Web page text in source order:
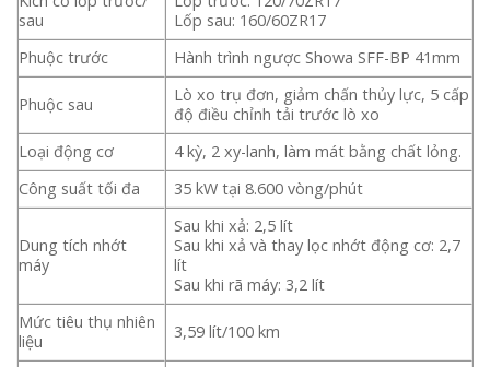
sau
Lốp sau: 160/60ZR17
Phuộc trước
Hành trình ngược Showa SFF-BP 41mm
Phuộc sau
Lò xo trụ đơn, giảm chấn thủy lực, 5 cấp
độ điều chỉnh tải trước lò xo
Loại động cơ
4 kỳ, 2 xy-lanh, làm mát bằng chất lỏng.
Công suất tối đa
35 kW tại 8.600 vòng/phút
Dung tích nhớt
máy
Sau khi xả: 2,5 lít
Sau khi xả và thay lọc nhớt động cơ: 2,7
lít
Sau khi rã máy: 3,2 lít
Mức tiêu thụ nhiên
liệu
3,59 lít/100 km